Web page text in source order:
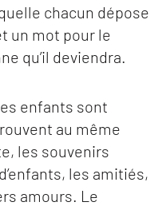
chacun dépose
un mot pour le
qu’il deviendra.
enfants sont
au même
les souvenirs
les amitiés,
amours. Le